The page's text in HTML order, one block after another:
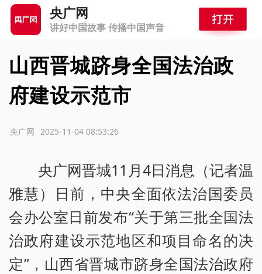
央广网
讲好中国故事 传播中国声音
山西晋城跻身全国法治政
府建设示范市
2025-11-04 08:53:26
央广网
央广网晋城11月4日消息（记者温
雅慧）日前，中央全面依法治国委员
会办公室日前发布“关于第三批全国法
治政府建设示范地区和项目命名的决
定”，山西省晋城市跻身全国法治政府